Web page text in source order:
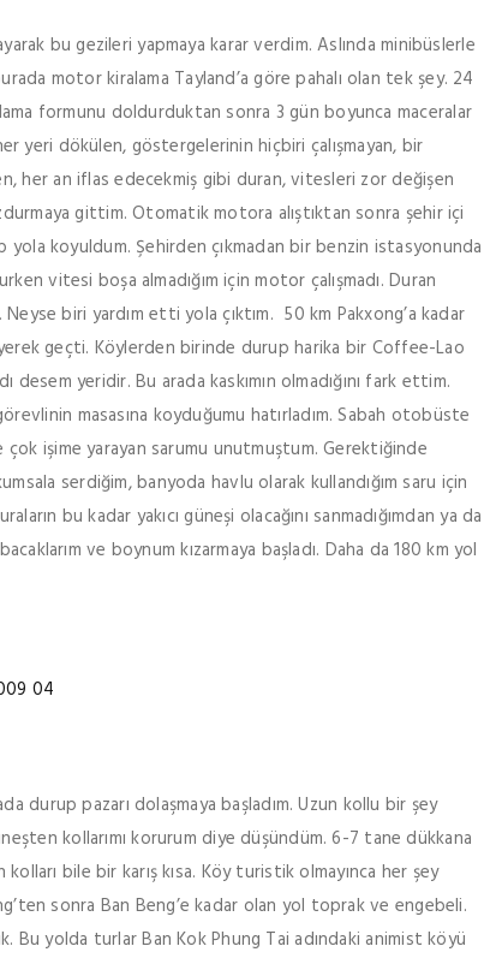
bu gezileri yapmaya karar verdim. Aslında minibüslerle
motor kiralama Tayland’a göre pahalı olan tek şey. 24
formunu doldurduktan sonra 3 gün boyunca maceralar
yeri dökülen, göstergelerinin hiçbiri çalışmayan, bir
her an iflas edecekmiş gibi duran, vitesleri zor değişen
gittim. Otomatik motora alıştıktan sonra şehir içi
koyuldum. Şehirden çıkmadan bir benzin istasyonunda
vitesi boşa almadığım için motor çalışmadı. Duran
biri yardım etti yola çıktım. 50 km Pakxong’a kadar
geçti. Köylerden birinde durup harika bir Coffee-Lao
yeridir. Bu arada kaskımın olmadığını fark ettim.
masasına koyduğumu hatırladım. Sabah otobüste
işime yarayan sarumu unutmuştum. Gerektiğinde
serdiğim, banyoda havlu olarak kullandığım saru için
bu kadar yakıcı güneşi olacağını sanmadığımdan ya da
ve boynum kızarmaya başladı. Daha da 180 km yol
durup pazarı dolaşmaya başladım. Uzun kollu bir şey
kollarımı korurum diye düşündüm. 6-7 tane dükkana
bile bir karış kısa. Köy turistik olmayınca her şey
sonra Ban Beng’e kadar olan yol toprak ve engebeli.
Bu yolda turlar Ban Kok Phung Tai adındaki animist köyü